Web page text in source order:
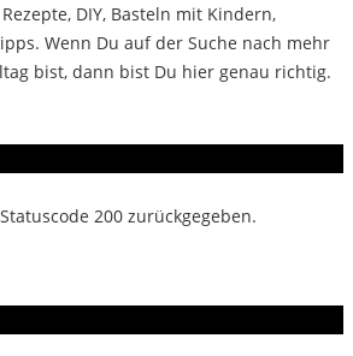
DIY, Basteln mit Kindern,
Wenn Du auf der Suche nach mehr
bist, dann bist Du hier genau richtig.
200 zurückgegeben.